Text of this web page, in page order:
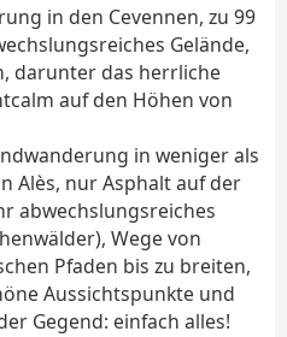
t
i
in den Cevennen, zu 99
Gelände,
darunter das herrliche
auf den Höhen von
in weniger als
Alès, nur Asphalt auf der
abwechslungsreiches
Wege von
Pfaden bis zu breiten,
Aussichtspunkte und
Gegend: einfach alles!